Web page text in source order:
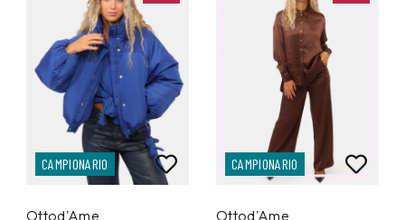
CAMPIONARIO
Ottod'Ame
CAMPIONARIO
Ottod'Ame